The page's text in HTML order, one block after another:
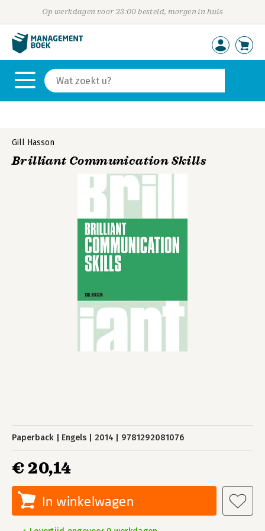
Op werkdagen voor 23:00 besteld, morgen in huis
Gill Hasson
Brilliant Communication Skills
Paperback Engels 2014 9781292081076
€ 20,14
In winkelwagen